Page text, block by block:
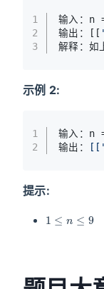
1
2
3
输入：n
输出：[[
解释：如
示例 2:
1
2
输入：n
输出：
提示: